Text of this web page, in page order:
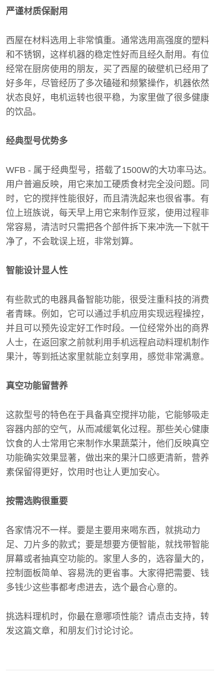
严谨材质保耐用
西屋在材料选用上非常慎重。通常选用高强度的塑料
和不锈钢，这样机器的稳定性好而且经久耐用。有位
经常在厨房使用的朋友，买了西屋的破壁机已经用了
好多年，尽管经历了多次磕碰和频繁操作，机器依然
状态良好，电机运转也很平稳，为家里做了很多健康
的饮品。
经典型号优势多
WFB - 属于经典型号，搭载了1500W的大功率马达。
用户普遍反映，用它来加工硬质食材完全没问题。同
时，它的搅拌性能很好，而且清洗起来也很省事。有
位上班族说，每天早上用它来制作豆浆，使用过程非
常容易，清洁时只需把各个部件拆下来冲洗一下就干
净了，不会耽误上班，非常划算。
智能设计显人性
有些款式的电器具备智能功能，很受注重科技的消费
者青睐。例如，它可以通过手机应用实现远程操控，
并且可以预先设定好工作时段。一位经常外出的商界
人士，在返回家之前就利用手机远程启动料理机制作
果汁，等到抵达家里就能立刻享用，感觉非常满意。
真空功能留营养
这款型号的特色在于具备真空搅拌功能，它能够吸走
容器内部的空气，从而减缓氧化过程。那些关心健康
饮食的人士常用它来制作水果蔬菜汁，他们反映真空
功能确实效果显著，做出来的果汁口感更清新，营养
素保留得更好，饮用时也让人更加安心。
按需选购很重要
各家情况不一样。要是主要用来喝东西，就挑动力
足、刀片多的款式；要是想要方便智能，就找带智能
屏幕或者抽真空功能的。家里人多的，选容量大的，
控制面板简单、容易洗的更省事。大家得把需要、钱
多钱少这些事都考虑进去，选个最合心意的。
挑选料理机时，你最在意哪项性能？请点击支持，转
发这篇文章，和朋友们讨论讨论。